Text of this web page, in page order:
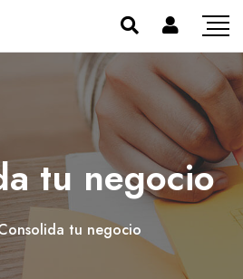
tu negocio
tu negocio